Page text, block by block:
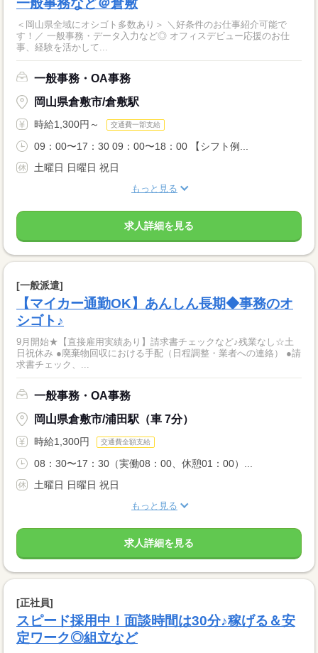
＜岡山県全域にオシゴト多数あり＞ ＼好条件のお仕事紹介可能で
す！／ 一般事務・データ入力など◎ オフィスデビュー応援のお仕
事、経験を活かして...
一般事務・OA事務
岡山県倉敷市/倉敷駅
時給1,300円～ 交通費一部支給
09：00〜17：30 09：00〜18：00 【シフト例...
土曜日 日曜日 祝日
もっと見る
求人詳細を見る
[一般派遣]
【マイカー通勤OK】あんしん長期◆事務のオ
シゴト♪
9月開始★【直接雇用実績あり】請求書チェックなど♪残業なし☆土
日祝休み ●廃棄物回収における手配（日程調整・業者への連絡） ●請
求書チェック、...
一般事務・OA事務
岡山県倉敷市/浦田駅（車 7分）
時給1,300円 交通費全額支給
08：30〜17：30（実働08：00、休憩01：00）...
土曜日 日曜日 祝日
もっと見る
求人詳細を見る
[正社員]
スピード採用中！面談時間は30分♪稼げる＆安
定ワーク◎組立など